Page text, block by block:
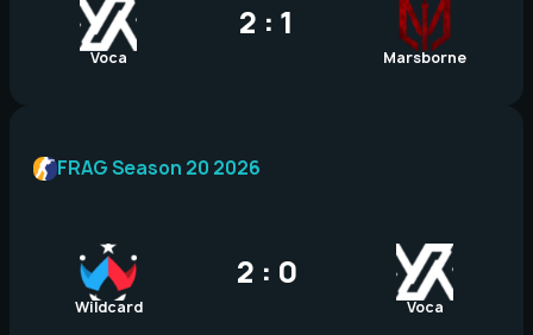
Voca
2 : 1
Marsborne
Wildcard
2 : 0
Voca
FRAG Season 20 2026